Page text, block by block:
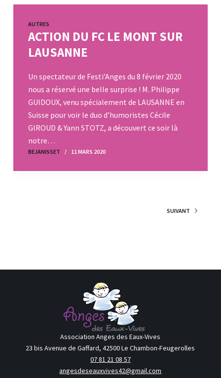
AUTRES
ACTION DU FC LE MONT SUR
LAUSANNE
Un spectateur de Festi’Anges du 8 février 2020
nous a réservé une belle surprise ! M. Philippe
GUIDOUX, venu spécialement de LAUSANNE en
Suisse pour voir le duo d’humoristes Cécile
GIROUD & Yann STOTZ, a découvert ce soir là
notre…
BEJANISSET 11 MARS 2020
SUIVANT
Association Anges des Eaux-Vives
23 bis Avenue de Gaffard, 42500 Le Chambon-Feugerolles
07 81 21 08 57
angesdeseauxvives42@gmail.com